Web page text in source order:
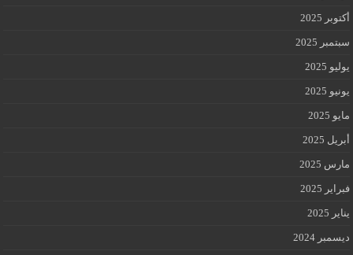
أكتوبر 2025
سبتمبر 2025
يوليو 2025
يونيو 2025
مايو 2025
أبريل 2025
مارس 2025
فبراير 2025
يناير 2025
ديسمبر 2024